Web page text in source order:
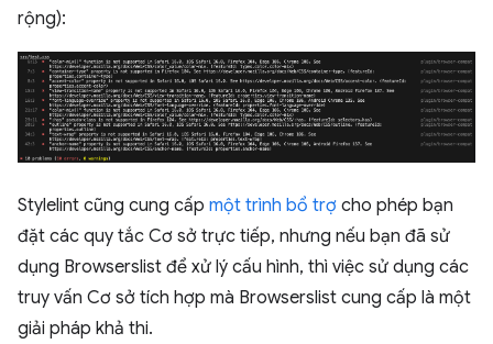
rộng):
Stylelint cũng cung cấp một trình bổ trợ cho phép bạn
đặt các quy tắc Cơ sở trực tiếp, nhưng nếu bạn đã sử
dụng Browserslist để xử lý cấu hình, thì việc sử dụng các
truy vấn Cơ sở tích hợp mà Browserslist cung cấp là một
giải pháp khả thi.